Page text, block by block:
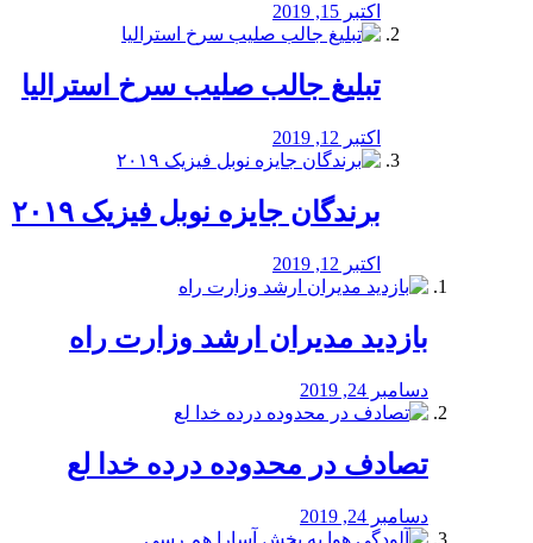
اکتبر 15, 2019
تبلیغ جالب صلیب سرخ استرالیا
اکتبر 12, 2019
برندگان جایزه نوبل فیزیک ۲۰۱۹
اکتبر 12, 2019
بازدید مدیران ارشد وزارت راه
دسامبر 24, 2019
تصادف در محدوده درده خدا لع
دسامبر 24, 2019